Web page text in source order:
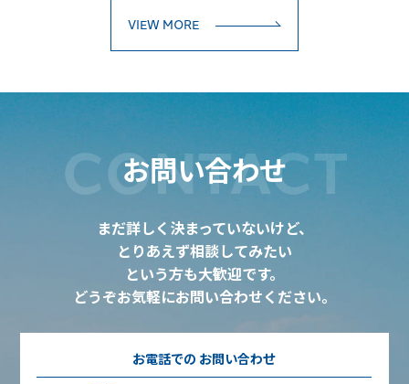
VIEW MORE
お問い合わせ
CONTACT
まだ詳しく決まっていないけど、
とりあえず相談してみたい
という方も大歓迎です。
どうぞお気軽にお問い合わせください。
お電話での お問い合わせ